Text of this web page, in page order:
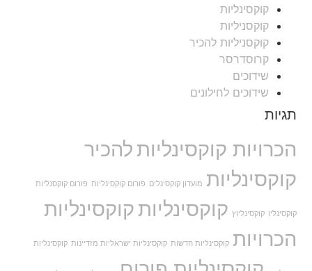
קוקסינליות
קוקסניליות
קוקסניליות להכיר
קרוסדרסר
שידוכים
שידוכים לחילונים
תגיות
הכרויות קוקסינליות להכיר
קוקסינליות מועדון קוקסינלים פורום קוקסינליות פורום קוקסנליות
קוקסינליו קוקסינליוץ קוקסינליות קוקסינליות
הכרויות קוקסינליות חדשות קוקסינליות ישראליות מזדיינות קוקסינליות